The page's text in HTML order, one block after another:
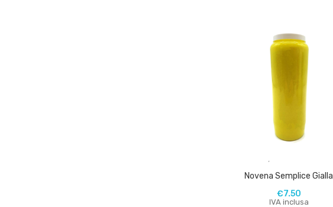
Novena Semplice Gialla
€7.50
IVA inclusa